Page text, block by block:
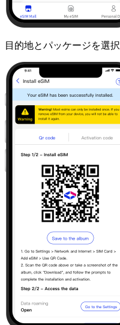
目的地とパッケージを選択